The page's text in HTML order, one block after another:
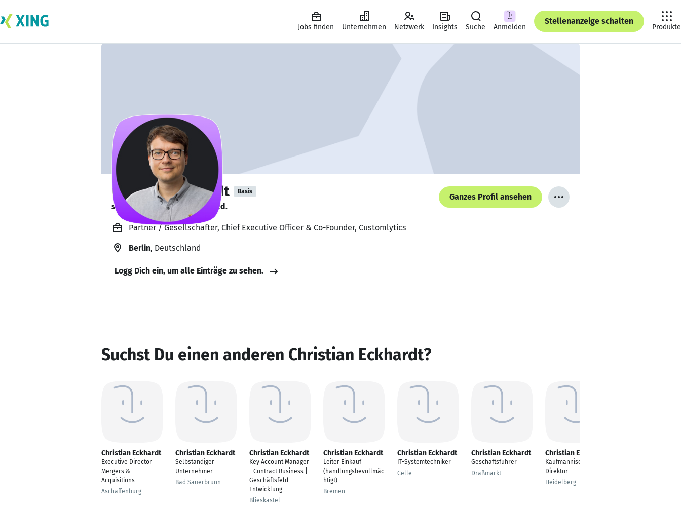
Jobs finden Unternehmen Netzwerk Insights Suche Anmelden
Stellenanzeige schalten
Produkte
Christian Eckhardt Basis
sucht ein neues Team-Mitglied.
Ganzes Profil ansehen
Partner / Gesellschafter, Chief Executive Officer & Co-Founder, Customlytics
Berlin, Deutschland
Logg Dich ein, um alle Einträge zu sehen.
Suchst Du einen anderen Christian Eckhardt?
Christian Eckhardt
Executive Director
Mergers &
Acquisitions
Aschaffenburg
Christian Eckhardt
Selbständiger
Unternehmer
Bad Sauerbrunn
Christian Eckhardt
Key Account Manager
- Contract Business |
Geschäftsfeld-
Entwicklung
Blieskastel
Christian Eckhardt
Leiter Einkauf
(handlungsbevollmäc
htigt)
Bremen
Christian Eckhardt
IT-Systemtechniker
Celle
Christian Eckhardt
Geschäftsführer
Draßmarkt
Christian Eckhardt
Kaufmännischer
Direktor
Heidelberg